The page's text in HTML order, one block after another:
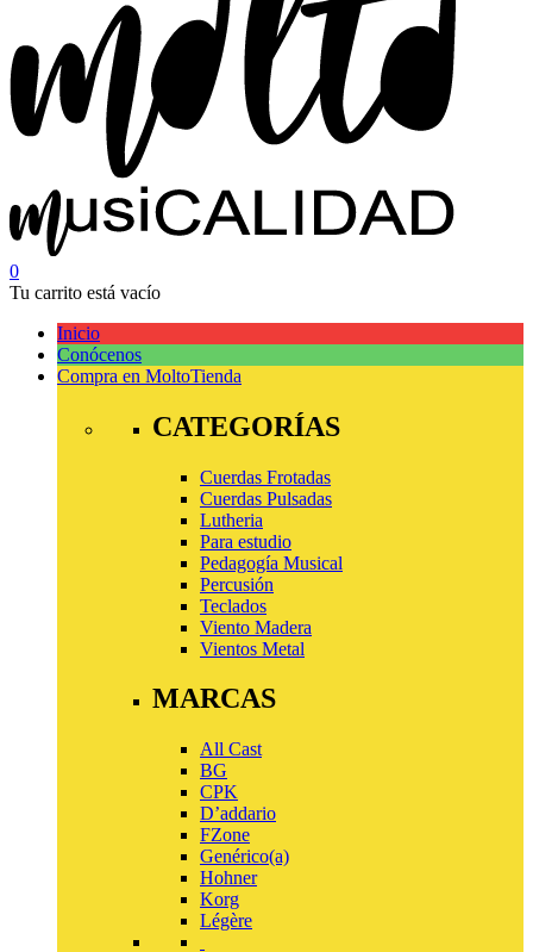
0
Tu carrito está vacío
Inicio
Conócenos
Compra en MoltoTienda
CATEGORÍAS
Cuerdas Frotadas
Cuerdas Pulsadas
Lutheria
Para estudio
Pedagogía Musical
Percusión
Teclados
Viento Madera
Vientos Metal
MARCAS
All Cast
BG
CPK
D’addario
FZone
Genérico(a)
Hohner
Korg
Légère